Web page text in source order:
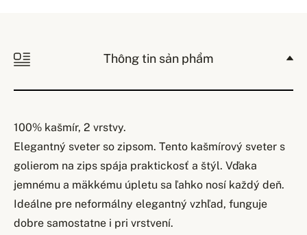
Thông tin sản phẩm
100% kašmír, 2 vrstvy.
Elegantný sveter so zipsom. Tento kašmírový sveter s
golierom na zips spája praktickosť a štýl. Vďaka
jemnému a mäkkému úpletu sa ľahko nosí každý deň.
Ideálne pre neformálny elegantný vzhľad, funguje
dobre samostatne i pri vrstvení.